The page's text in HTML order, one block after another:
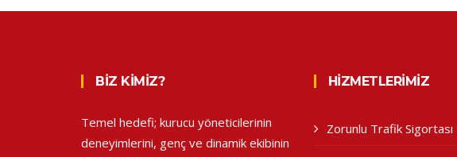
BIZ KIMIZ?
Temel hedefi; kurucu yöneticilerinin
deneyimlerini, genç ve dinamik ekibinin
HIZMETLERIMIZ
Zorunlu Trafik Sigortası